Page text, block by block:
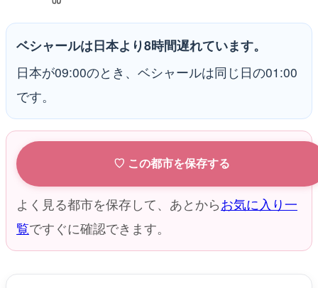
ベシャールは日本より8時間遅れています。
日本が09:00のとき、ベシャールは同じ日の01:00
です。
♡ この都市を保存する
よく見る都市を保存して、あとからお気に入り一
覧ですぐに確認できます。